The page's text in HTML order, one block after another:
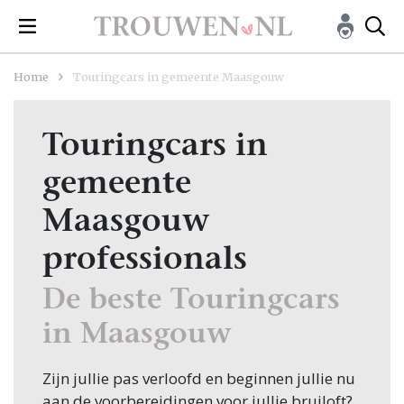
Home Touringcars in gemeente Maasgouw
Touringcars in
gemeente
Maasgouw
professionals
De beste Touringcars
in Maasgouw
Zijn jullie pas verloofd en beginnen jullie nu